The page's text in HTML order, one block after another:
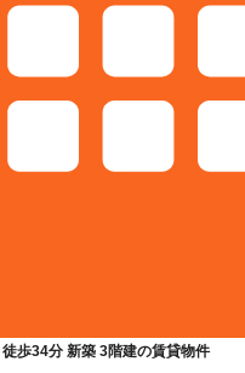
歩34分 新築 3階建の賃貸物件